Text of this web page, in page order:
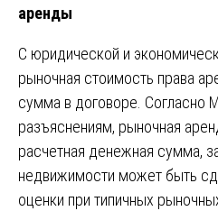
аренды
С юридической и
рыночная стоимость права
сумма в договоре. Согласно
разъяснениям, рыночная
расчетная денежная сумма,
недвижимости может быть
оценки при типичных